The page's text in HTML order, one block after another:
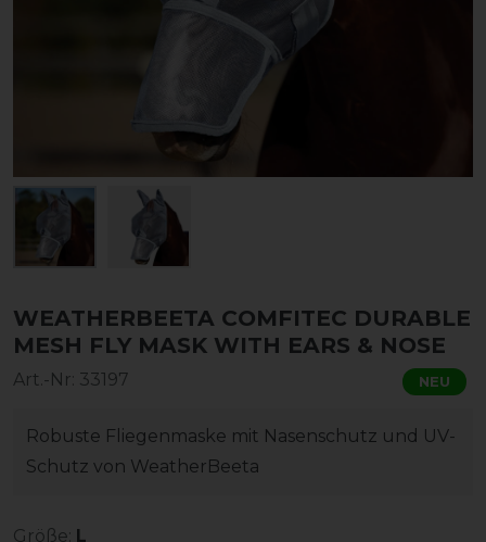
WEATHERBEETA COMFITEC DURABLE
MESH FLY MASK WITH EARS & NOSE
Art.-Nr: 33197 NEU
Robuste Fliegenmaske mit Nasenschutz und UV-
Schutz von WeatherBeeta
Größe: L